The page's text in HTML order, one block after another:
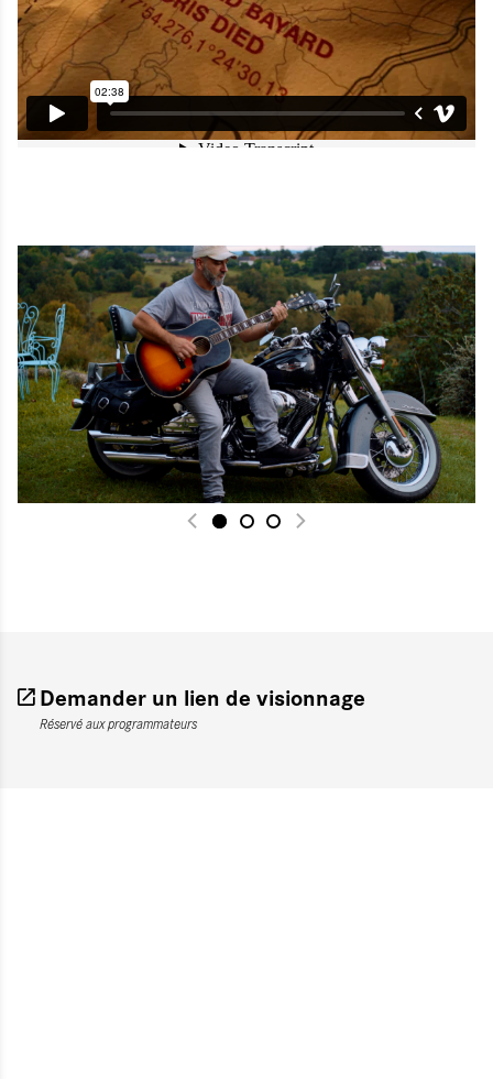
Demander un lien de visionnage
Réservé aux programmateurs